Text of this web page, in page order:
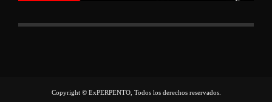
Copyright © ExPERPENTO, Todos los derechos reservados.